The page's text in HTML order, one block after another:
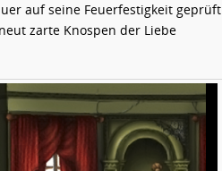
auf seine Feuerfestigkeit geprüft
zarte Knospen der Liebe